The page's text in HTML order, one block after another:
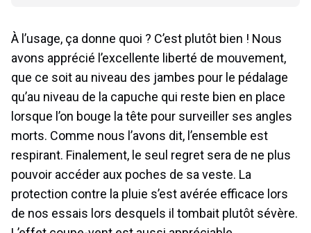
À l’usage, ça donne quoi ? C’est plutôt bien ! Nous
avons apprécié l’excellente liberté de mouvement,
que ce soit au niveau des jambes pour le pédalage
qu’au niveau de la capuche qui reste bien en place
lorsque l’on bouge la tête pour surveiller ses angles
morts. Comme nous l’avons dit, l’ensemble est
respirant. Finalement, le seul regret sera de ne plus
pouvoir accéder aux poches de sa veste. La
protection contre la pluie s’est avérée efficace lors
de nos essais lors desquels il tombait plutôt sévère.